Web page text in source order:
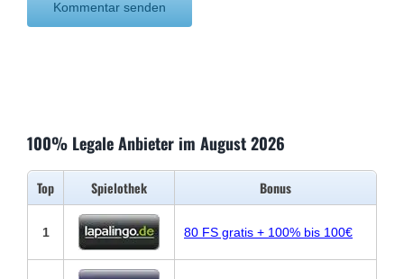
100% Legale Anbieter im August 2026
Top Spielothek Bonus
1 80 FS gratis + 100% bis 100€